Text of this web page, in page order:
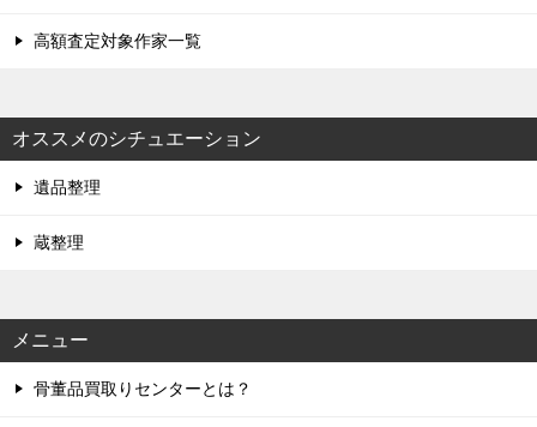
高額査定対象作家一覧
オススメのシチュエーション
遺品整理
蔵整理
メニュー
骨董品買取りセンターとは？